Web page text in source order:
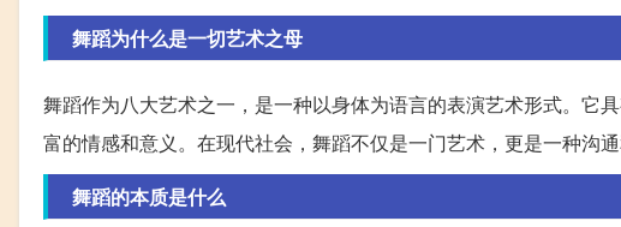
舞蹈为什么是一切艺术之母
舞蹈作为八大艺术之一，是一种以身体为语言的表演艺术形式。它
富的情感和意义。在现代社会，舞蹈不仅是一门艺术，更是一种沟通
舞蹈的本质是什么